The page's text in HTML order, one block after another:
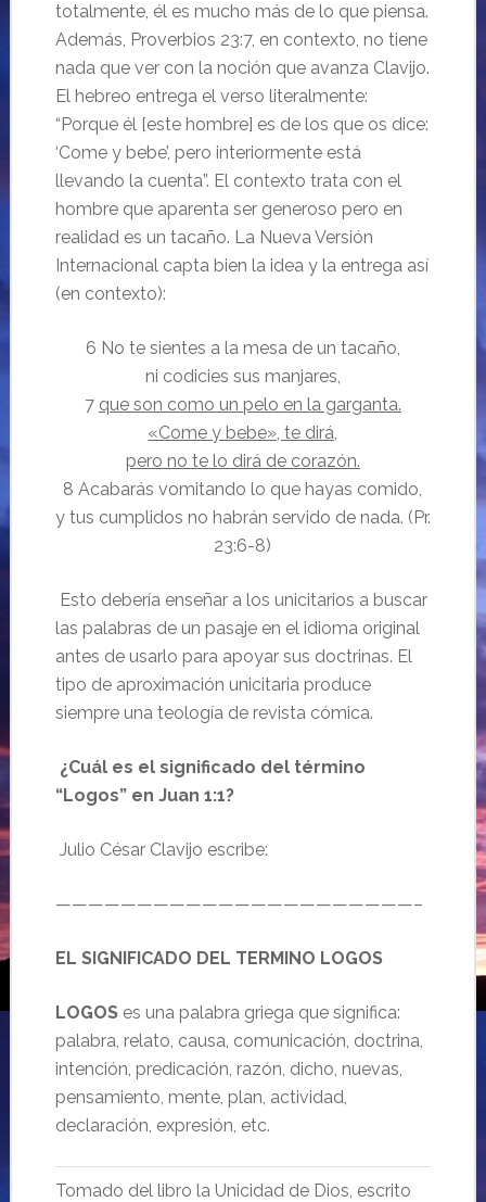
totalmente, él es mucho más de lo que piensa.
Además, Proverbios 23:7, en contexto, no tiene
nada que ver con la noción que avanza Clavijo.
El hebreo entrega el verso literalmente:
“Porque él [este hombre] es de los que os dice:
‘Come y bebe’, pero interiormente está
llevando la cuenta”. El contexto trata con el
hombre que aparenta ser generoso pero en
realidad es un tacaño. La Nueva Versión
Internacional capta bien la idea y la entrega así
(en contexto):
6 No te sientes a la mesa de un tacaño,
ni codicies sus manjares,
7 que son como un pelo en la garganta.
«Come y bebe», te dirá,
pero no te lo dirá de corazón.
8 Acabarás vomitando lo que hayas comido,
y tus cumplidos no habrán servido de nada. (Pr.
23:6-8)
Esto debería enseñar a los unicitarios a buscar
las palabras de un pasaje en el idioma original
antes de usarlo para apoyar sus doctrinas. El
tipo de aproximación unicitaria produce
siempre una teología de revista cómica.
¿Cuál es el significado del término
“Logos” en Juan 1:1?
Julio César Clavijo escribe:
——————————————————————–
EL SIGNIFICADO DEL TERMINO LOGOS
LOGOSes una palabra griega que significa:
palabra, relato, causa, comunicación, doctrina,
intención, predicación, razón, dicho, nuevas,
pensamiento, mente, plan, actividad,
declaración, expresión, etc.
Tomado del libro la Unicidad de Dios, escrito